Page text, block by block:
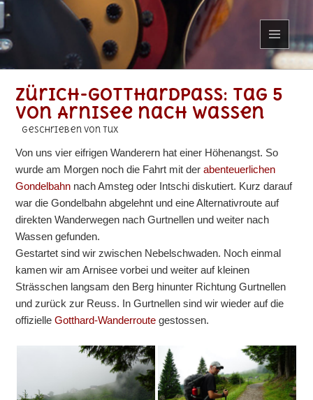
MENÜ
UND
Zürich-Gotthardpass: Tag 5
von Arnisee nach Wassen
geschrieben von Tux
Von uns vier eifrigen Wanderern hat einer Höhenangst. So
wurde am Morgen noch die Fahrt mit derabenteuerlichen
Gondelbahn nach Amsteg oder Intschi diskutiert. Kurz darauf
war die Gondelbahn abgelehnt und eine Alternativroute auf
direkten Wanderwegen nach Gurtnellen und weiter nach
Wassen gefunden.
Gestartet sind wir zwischen Nebelschwaden. Noch einmal
kamen wir am Arnisee vorbei und weiter auf kleinen
Strässchen langsam den Berg hinunter Richtung Gurtnellen
und zurück zur Reuss. In Gurtnellen sind wir wieder auf die
offizielleGotthard-Wanderroute gestossen.